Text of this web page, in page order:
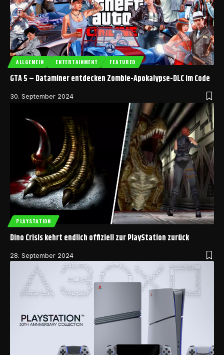
ALLGEMEIN ENTERTAINMENT FEATURED
GTA 5 – Dataminer entdecken Zombie-Apokalypse-DLC im Code
30. September 2024
PLAYSTATION
Dino Crisis kehrt endlich offiziell zur PlayStation zurück
28. September 2024